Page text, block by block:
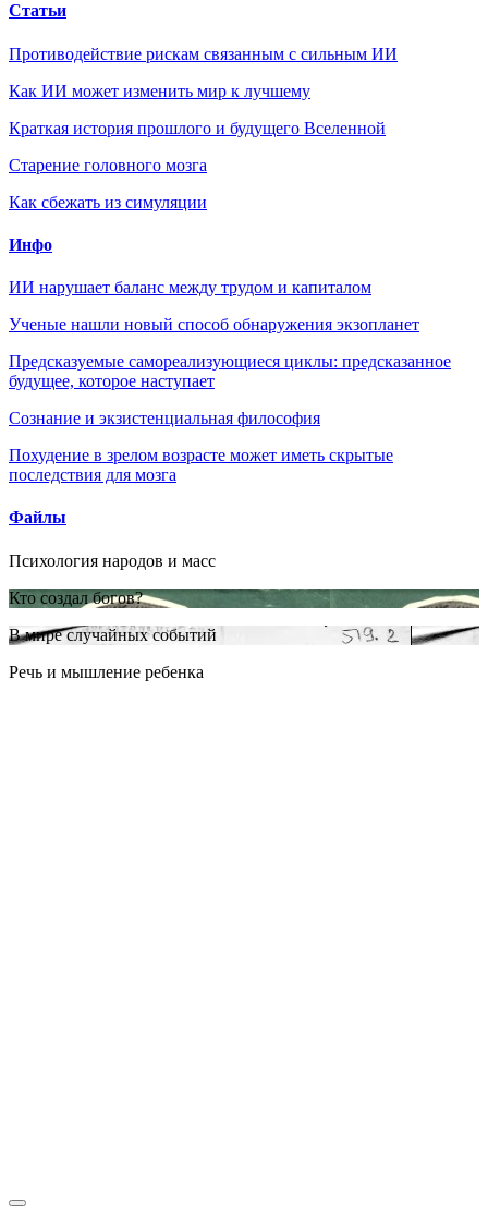
Статьи
Противодействие рискам связанным с сильным ИИ
Как ИИ может изменить мир к лучшему
Краткая история прошлого и будущего Вселенной
Старение головного мозга
Как сбежать из симуляции
Инфо
ИИ нарушает баланс между трудом и капиталом
Ученые нашли новый способ обнаружения экзопланет
Предсказуемые самореализующиеся циклы: предсказанное
будущее, которое наступает
Сознание и экзистенциальная философия
Похудение в зрелом возрасте может иметь скрытые
последствия для мозга
Файлы
Психология народов и масс
Кто создал богов?
В мире случайных событий
Речь и мышление ребенка